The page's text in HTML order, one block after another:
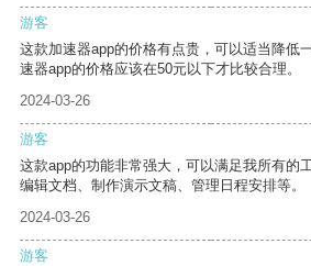
游客
这款加速器app的价格有点贵，可以适当降低
速器app的价格应该在50元以下才比较合理。
2024-03-26
游客
这款app的功能非常强大，可以满足我所有的
编辑文档、制作演示文稿、管理日程安排等。
2024-03-26
游客